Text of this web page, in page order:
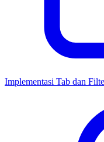
Implementasi Tab dan